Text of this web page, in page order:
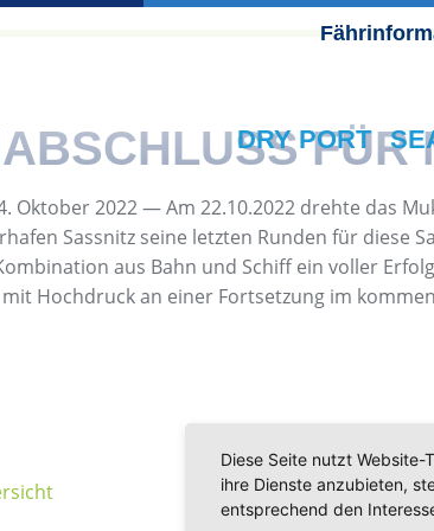
NAVIGATION
DRY PORT
FÜR
Oktober 2022 — Am 22.10.2022 drehte das
Sassnitz seine letzten Runden für diese
aus Bahn und Schiff ein voller
Hochdruck an einer Fortsetzung im
Diese Seite nutzt Website-
ihre Dienste anzubieten,
entsprechend den